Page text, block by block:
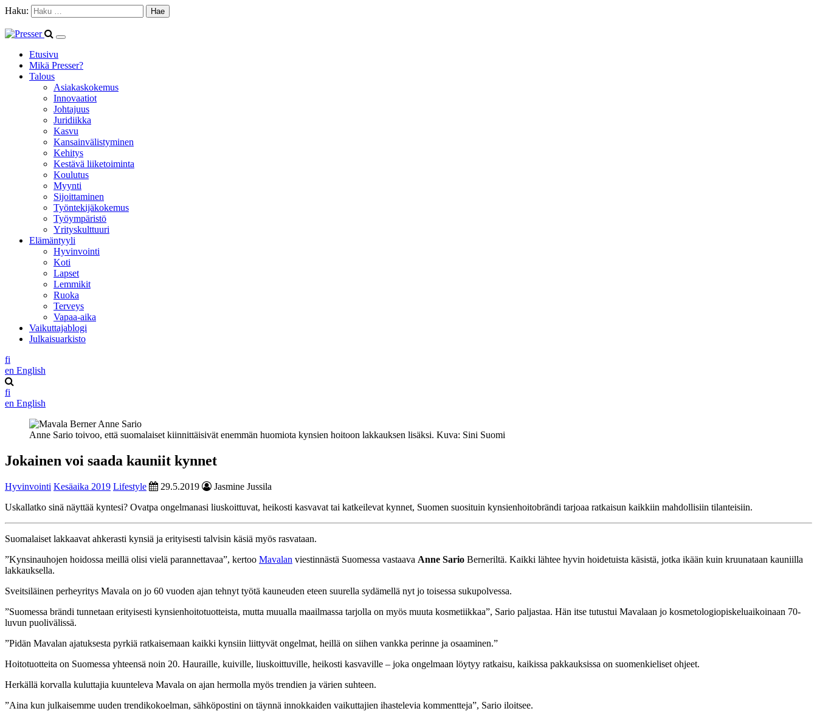
Haku:
Etusivu
Mikä Presser?
Talous
Asiakaskokemus
Innovaatiot
Johtajuus
Juridiikka
Kasvu
Kansainvälistyminen
Kehitys
Kestävä liiketoiminta
Koulutus
Myynti
Sijoittaminen
Työntekijäkokemus
Työympäristö
Yrityskulttuuri
Elämäntyyli
Hyvinvointi
Koti
Lapset
Lemmikit
Ruoka
Terveys
Vapaa-aika
Vaikuttajablogi
Julkaisuarkisto
fi
en English
fi
en English
Anne Sario toivoo, että suomalaiset kiinnittäisivät enemmän huomiota kynsien hoitoon lakkauksen lisäksi. Kuva: Sini Suomi
Jokainen voi saada kauniit kynnet
Hyvinvointi Kesäaika 2019 Lifestyle 29.5.2019
Jasmine Jussila
Uskallatko sinä näyttää kyntesi? Ovatpa ongelmanasi liuskoittuvat, heikosti kasvavat tai katkeilevat kynnet, Suomen suosituin kynsienhoitobrändi tarjoaa ratkaisun kaikkiin mahdollisiin tilanteisiin.
Suomalaiset lakkaavat ahkerasti kynsiä ja erityisesti talvisin käsiä myös rasvataan.
”Kynsinauhojen hoidossa meillä olisi vielä parannettavaa”, kertoo Mavalan viestinnästä Suomessa vastaava Anne Sario Berneriltä. Kaikki lähtee hyvin hoidetuista käsistä, jotka ikään kuin kruunataan kauniilla
lakkauksella.
Sveitsiläinen perheyritys Mavala on jo 60 vuoden ajan tehnyt työtä kauneuden eteen suurella sydämellä nyt jo toisessa sukupolvessa.
”Suomessa brändi tunnetaan erityisesti kynsienhoitotuotteista, mutta muualla maailmassa tarjolla on myös muuta kosmetiikkaa”, Sario paljastaa. Hän itse tutustui Mavalaan jo kosmetologiopiskeluaikoinaan 70-
luvun puolivälissä.
”Pidän Mavalan ajatuksesta pyrkiä ratkaisemaan kaikki kynsiin liittyvät ongelmat, heillä on siihen vankka perinne ja osaaminen.”
Hoitotuotteita on Suomessa yhteensä noin 20. Hauraille, kuiville, liuskoittuville, heikosti kasvaville – joka ongelmaan löytyy ratkaisu, kaikissa pakkauksissa on suomenkieliset ohjeet.
Herkällä korvalla kuluttajia kuunteleva Mavala on ajan hermolla myös trendien ja värien suhteen.
”Aina kun julkaisemme uuden trendikokoelman, sähköpostini on täynnä innokkaiden vaikuttajien ihastelevia kommentteja”, Sario iloitsee.